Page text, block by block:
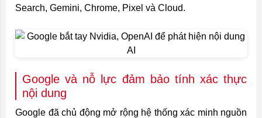
Search, Gemini, Chrome, Pixel và Cloud.
Google và nỗ lực đảm bảo tính xác thực
nội dung
Google đã chủ động mở rộng hệ thống xác minh nguồn